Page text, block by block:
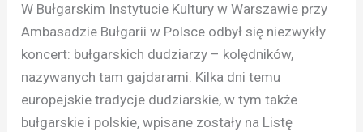
W Bułgarskim Instytucie Kultury w Warszawie przy
Ambasadzie Bułgarii w Polsce odbył się niezwykły
koncert: bułgarskich dudziarzy – kolędników,
nazywanych tam gajdarami. Kilka dni temu
europejskie tradycje dudziarskie, w tym także
bułgarskie i polskie, wpisane zostały na Listę